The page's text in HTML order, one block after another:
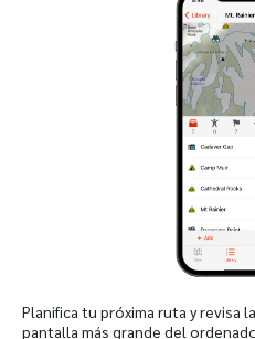
Planifica tu próxima ruta y revisa
pantalla más grande del